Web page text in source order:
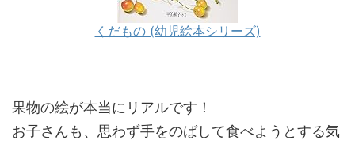
くだもの (幼児絵本シリーズ)
果物の絵が本当にリアルです！
お子さんも、思わず手をのばして食べようとする気